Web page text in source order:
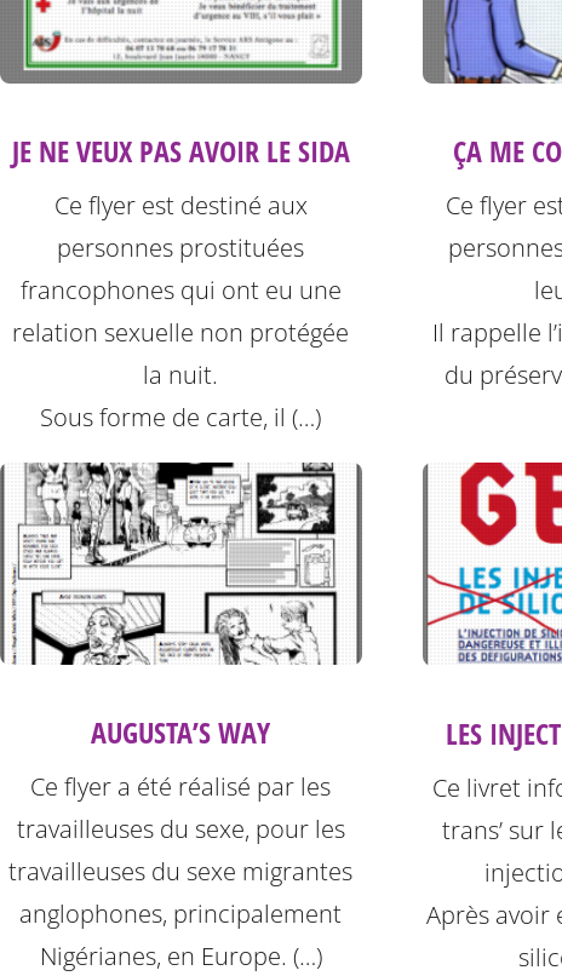
JE NE VEUX PAS AVOIR LE SIDA
Ce flyer est destiné aux
personnes prostituées
francophones qui ont eu une
relation sexuelle non protégée
la nuit.
Sous forme de carte, il (…)
ÇA ME
Ce flyer
Il rappelle
du
AUGUSTA’S WAY
Ce flyer a été réalisé par les
travailleuses du sexe, pour les
travailleuses du sexe migrantes
anglophones, principalement
Nigérianes, en Europe. (…)
LES
Ce livret
trans’ sur
Après avoir